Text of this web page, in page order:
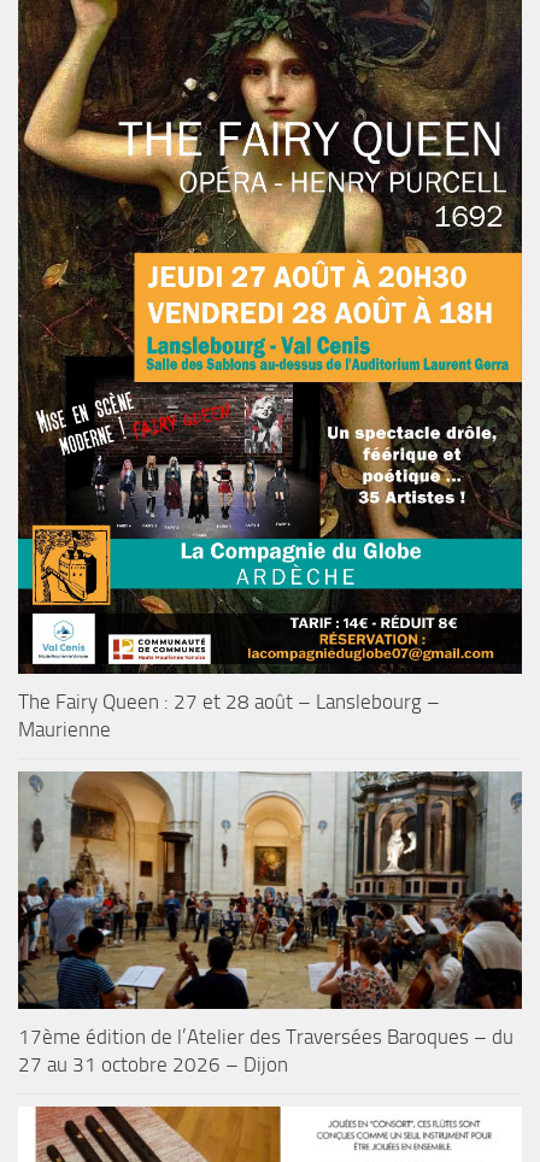
The Fairy Queen : 27 et 28 août – Lanslebourg –
Maurienne
17ème édition de l’Atelier des Traversées Baroques – du
27 au 31 octobre 2026 – Dijon